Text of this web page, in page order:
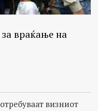
враќање на
визниот